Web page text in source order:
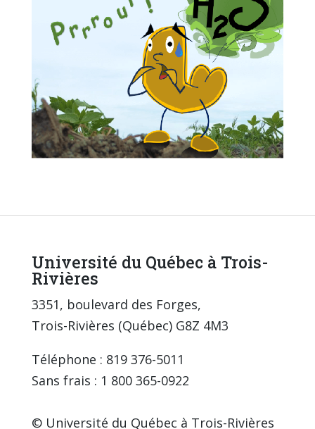
Université du Québec à Trois-
Rivières
3351, boulevard des Forges,
Trois-Rivières (Québec) G8Z 4M3
Téléphone : 819 376-5011
Sans frais : 1 800 365-0922
© Université du Québec à Trois-Rivières